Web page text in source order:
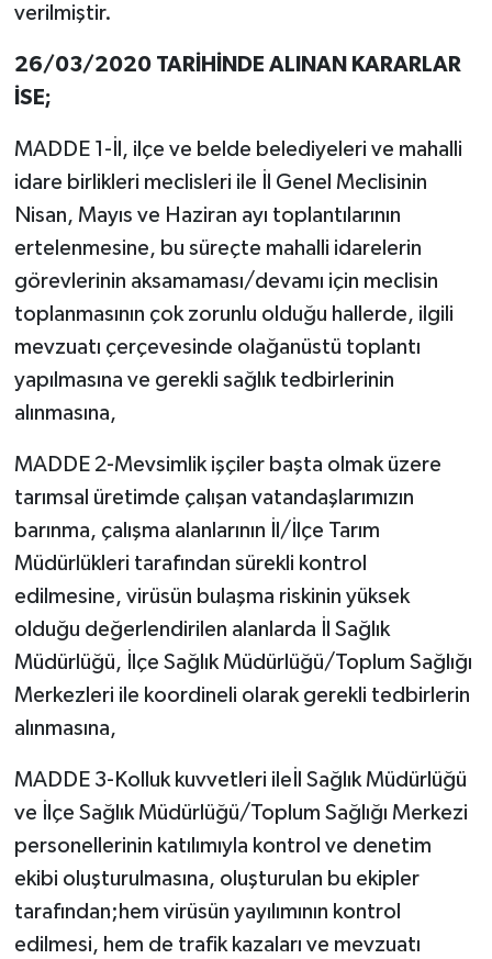
verilmiştir.
26/03/2020 TARİHİNDE ALINAN KARARLAR
İSE;
MADDE 1-İl, ilçe ve belde belediyeleri ve mahalli
idare birlikleri meclisleri ile İl Genel Meclisinin
Nisan, Mayıs ve Haziran ayı toplantılarının
ertelenmesine, bu süreçte mahalli idarelerin
görevlerinin aksamaması/devamı için meclisin
toplanmasının çok zorunlu olduğu hallerde, ilgili
mevzuatı çerçevesinde olağanüstü toplantı
yapılmasına ve gerekli sağlık tedbirlerinin
alınmasına,
MADDE 2-Mevsimlik işçiler başta olmak üzere
tarımsal üretimde çalışan vatandaşlarımızın
barınma, çalışma alanlarının İl/İlçe Tarım
Müdürlükleri tarafından sürekli kontrol
edilmesine, virüsün bulaşma riskinin yüksek
olduğu değerlendirilen alanlarda İl Sağlık
Müdürlüğü, İlçe Sağlık Müdürlüğü/Toplum Sağlığı
Merkezleri ile koordineli olarak gerekli tedbirlerin
alınmasına,
MADDE 3-Kolluk kuvvetleri ileİl Sağlık Müdürlüğü
ve İlçe Sağlık Müdürlüğü/Toplum Sağlığı Merkezi
personellerinin katılımıyla kontrol ve denetim
ekibi oluşturulmasına, oluşturulan bu ekipler
tarafından;hem virüsün yayılımının kontrol
edilmesi, hem de trafik kazaları ve mevzuatı